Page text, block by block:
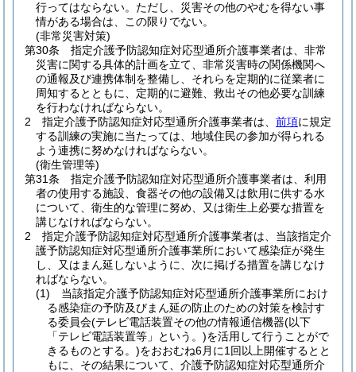
行ってはならない。 ただし、災害その他のやむを得ない事
情がある場合は、この限りでない。
(非常災害対策)
第30条
指定介護予防認知症対応型通所介護事業者は、非常
災害に関する具体的計画を立て、非常災害時の関係機関へ
の通報及び連携体制を整備し、それらを定期的に従業者に
周知するとともに、定期的に避難、救出その他必要な訓練
を行わなければならない。
2
指定介護予防認知症対応型通所介護事業者は、 前項に規定
する訓練の実施に当たっては、地域住民の参加が得られる
よう連携に努めなければならない。
(衛生管理等)
第31条
指定介護予防認知症対応型通所介護事業者は、利用
者の使用する施設、食器その他の設備又は飲用に供する水
について、衛生的な管理に努め、又は衛生上必要な措置を
講じなければならない。
2
指定介護予防認知症対応型通所介護事業者は、当該指定介
護予防認知症対応型通所介護事業所において感染症が発生
し、又はまん延しないように、次に掲げる措置を講じなけ
ればならない。
(1)
当該指定介護予防認知症対応型通所介護事業所におけ
る感染症の予防及びまん延の防止のための対策を検討す
る委員会(テレビ電話装置その他の情報通信機器(以下
「テレビ電話装置等」という。)を活用して行うことがで
きるものとする。)をおおむね6月に1回以上開催するとと
もに、その結果について、介護予防認知症対応型通所介